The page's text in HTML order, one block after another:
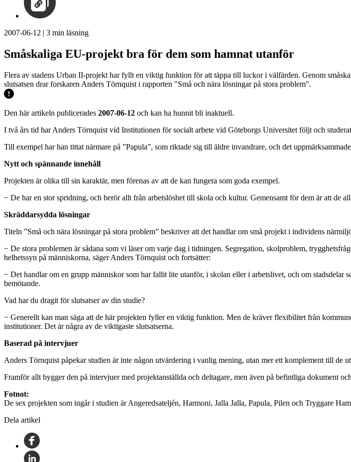
2007-06-12 | 3 min läsning
Småskaliga EU-projekt bra för dem som hamnat utanför
Flera av stadens Urban II-projekt har fyllt en viktig funktion för att täppa till luckor i välfärden. Genom
slutsatsen drar forskaren Anders Törnquist i rapporten "Små och nära lösningar på stora problem".
Den här artikeln publicerades 2007-06-12 och kan ha hunnit bli inaktuell.
I två års tid har Anders Törnquist vid Institutionen för socialt arbete vid Göteborgs Universitet följt och
Till exempel har han tittat närmare på ”Papula”, som riktade sig till äldre invandrare, och det
Nytt och spännande innehåll
Projekten är olika till sin karaktär, men förenas av att de kan fungera som goda exempel.
− De har en stor spridning, och berör allt från arbetslöshet till skola och kultur. Gemensamt för dem är att de
Skräddarsydda lösningar
Titeln ”Små och nära lösningar på stora problem” beskriver att det handlar om små projekt i individens
− De stora problemen är sådana som vi läser om varje dag i tidningen. Segregation, skolproblem,
helhetssyn på människorna, säger Anders Törnquist och fortsätter:
− Det handlar om en grupp människor som har fallit lite utanför, i skolan eller i arbetslivet, och om
bemötande.
Vad har du dragit för slutsatser av din studie?
− Generellt kan man säga att de här projekten fyller en viktig funktion. Men de kräver flexibilitet från
institutioner. Det är några av de viktigaste slutsatserna.
Baserad på intervjuer
Anders Törnquist påpekar studien är inte någon utvärdering i vanlig mening, utan mer ett komplement till de
Framför allt bygger den på intervjuer med projektanställda och deltagare, men även på befintliga dokument
Fotnot:
De sex projekten som ingår i studien är Angeredsateljén, Harmoni, Jalla Jalla, Papula, Pilen och Tryggare
Dela artikel